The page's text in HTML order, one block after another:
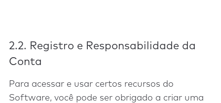
2.2. Registro e Responsabilidade da
Conta
Para acessar e usar certos recursos do
Software, você pode ser obrigado a criar uma